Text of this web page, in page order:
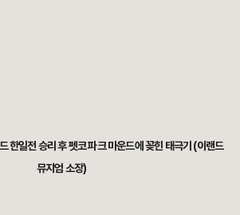
일전 승리 후 펫코 파크 마운드에 꽂힌 태극기 (이랜드
뮤지엄 소장)